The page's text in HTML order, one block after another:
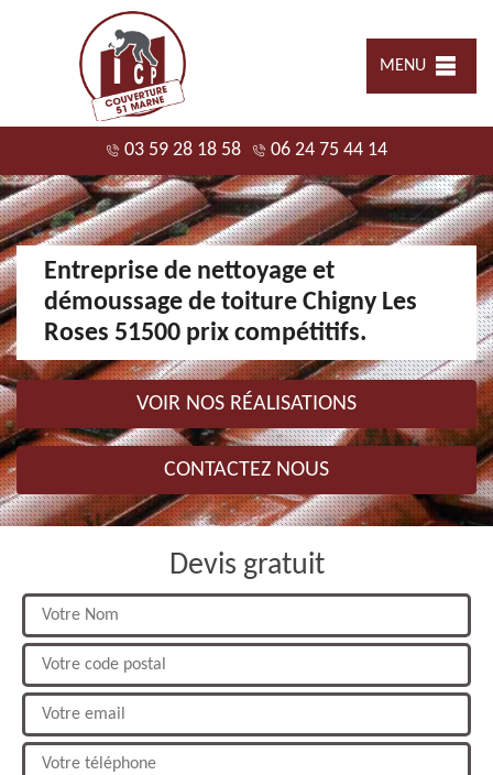
MENU
03 59 28 18 58 06 24 75 44 14
Entreprise de nettoyage et
démoussage de toiture Chigny Les
Roses 51500 prix compétitifs.
VOIR NOS RÉALISATIONS
CONTACTEZ NOUS
Devis gratuit